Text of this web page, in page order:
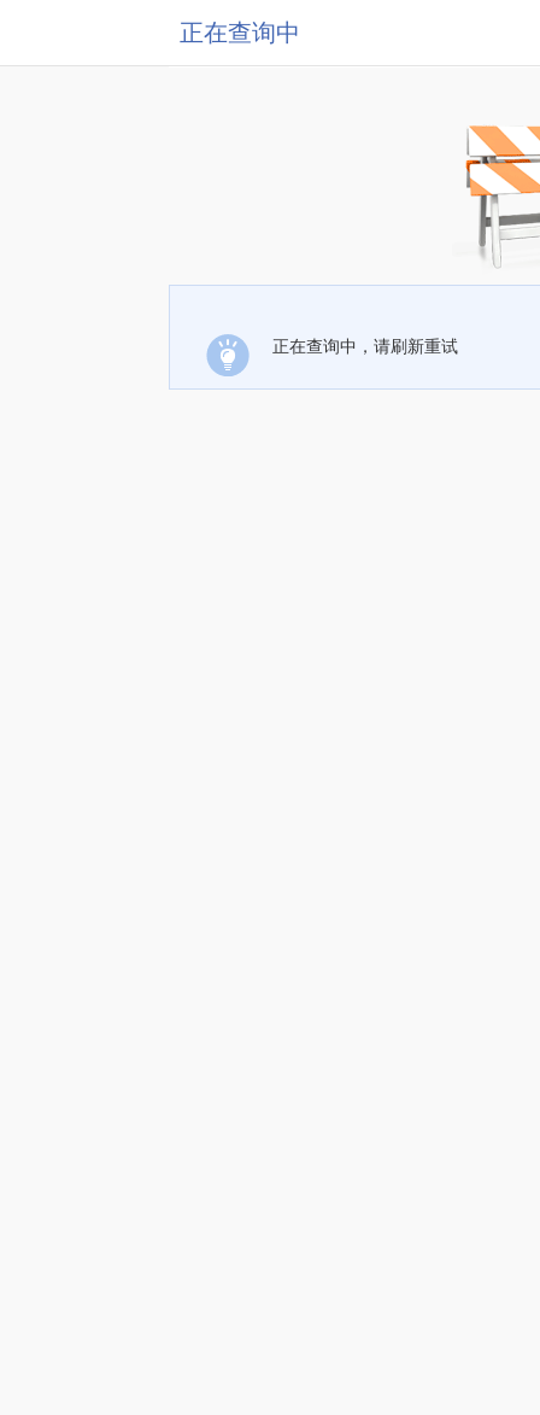
正在查询中
正在查询中，请刷新重试